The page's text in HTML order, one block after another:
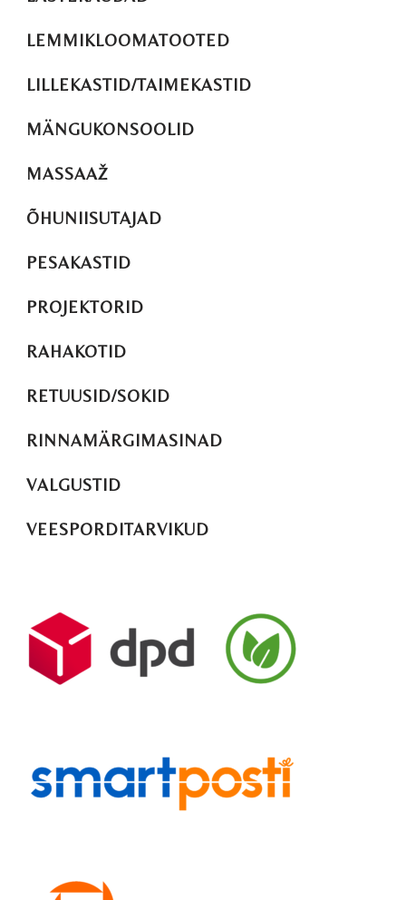
LEMMIKLOOMATOOTED
LILLEKASTID/TAIMEKASTID
MÄNGUKONSOOLID
MASSAAŽ
ÕHUNIISUTAJAD
PESAKASTID
PROJEKTORID
RAHAKOTID
RETUUSID/SOKID
RINNAMÄRGIMASINAD
VALGUSTID
VEESPORDITARVIKUD